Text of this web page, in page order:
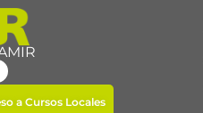
a Cursos Locales